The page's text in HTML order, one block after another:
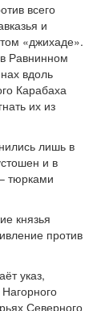
всего
и
«джихаде».
Равнинном
вдоль
Карабаха
их из
лишь в
и в
тюрками
князья
против
указ,
Северного